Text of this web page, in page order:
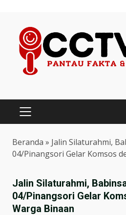
content
PRIMARY
MENU
Beranda » Jalin Silaturahmi,
04/Pinangsori Gelar Komsos
Jalin Silaturahmi,
04/Pinangsori Gelar
Warga Binaan